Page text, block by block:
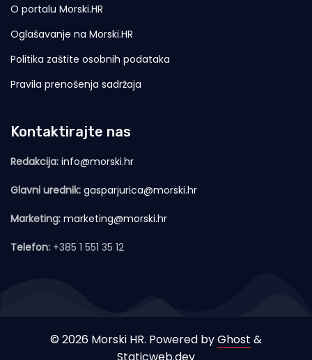
O portalu Morski.HR
Oglašavanje na Morski.HR
Politika zaštite osobnih podataka
Pravila prenošenja sadržaja
Kontaktirajte nas
Redakcija: info@morski.hr
Glavni urednik: gasparjurica@morski.hr
Marketing: marketing@morski.hr
Telefon: +385 1 551 35 12
© 2026 Morski HR. Powered byGhost &
Staticweb.dev